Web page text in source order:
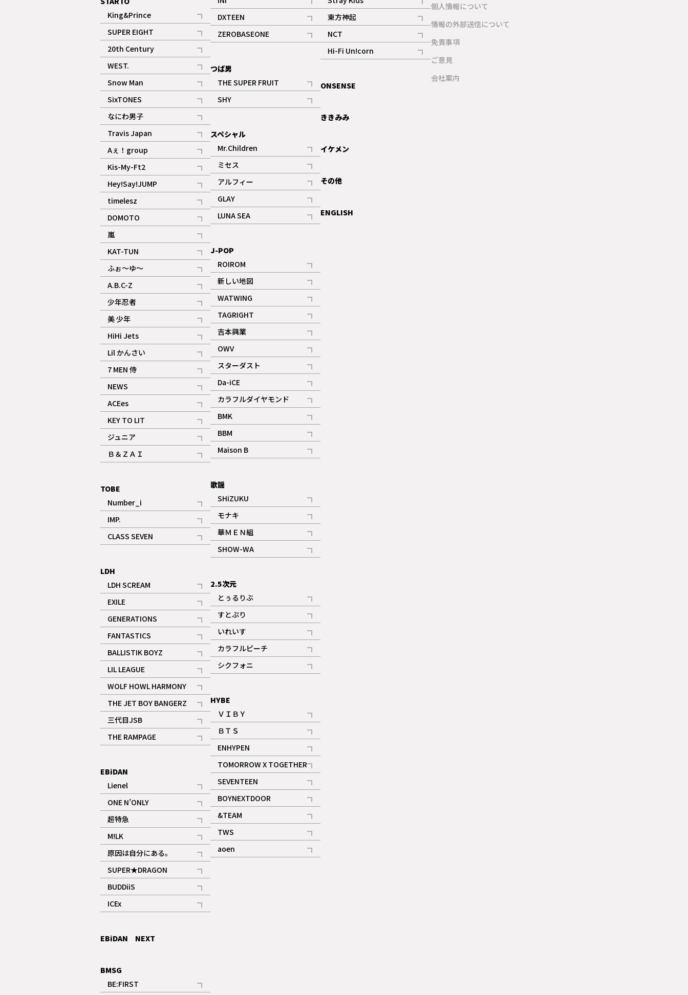
King&Prince
記事
SUPER EIGHT
記事
20th Century
記事
WEST.
記事
Snow Man
記事
ギャラリー
SixTONES
記事
ギャラリー
なにわ男子
記事
Travis Japan
記事
Aぇ！group
記事
Kis-My-Ft2
記事
ギャラリー
Hey!Say!JUMP
記事
timelesz
記事
DOMOTO
記事
嵐
記事
KAT-TUN
記事
ふぉ～ゆ～
記事
A.B.C-Z
記事
ギャラリー
少年忍者
記事
美 少年
記事
HiHi Jets
記事
Lil かんさい
記事
7 MEN 侍
記事
NEWS
記事
ACEes
記事
KEY TO LIT
記事
ジュニア
記事
Ｂ＆ＺＡＩ
記事
TOBE
Number_i
記事
IMP.
記事
CLASS SEVEN
記事
LDH
LDH SCREAM
記事
EXILE
記事
GENERATIONS
記事
FANTASTICS
記事
BALLISTIK BOYZ
記事
LIL LEAGUE
記事
WOLF HOWL HARMONY
記事
THE JET BOY BANGERZ
記事
三代目JSB
記事
THE RAMPAGE
記事
EBiDAN
Lienel
記事
ONE N’ONLY
記事
超特急
記事
ギャラリー
M!LK
記事
原因は自分にある。
記事
SUPER★DRAGON
記事
BUDDiiS
記事
ICEx
記事
EBiDAN NEXT
BMSG
BE:FIRST
ギャラリー
記事
ギャラリー
DXTEEN
記事
ギャラリー
ZEROBASEONE
記事
つば男
THE SUPER FRUIT
記事
ギャラリー
SHY
記事
スペシャル
Mr.Children
記事
ミセス
記事
アルフィー
記事
GLAY
記事
LUNA SEA
記事
J-POP
ROIROM
記事
新しい地図
記事
WATWING
記事
TAGRIGHT
記事
吉本興業
記事
OWV
記事
ギャラリー
スターダスト
記事
Da-iCE
記事
カラフルダイヤモンド
記事
BMK
記事
ギャラリー
BBM
記事
ギャラリー
Maison B
記事
歌謡
SHiZUKU
記事
モナキ
記事
華ＭＥＮ組
記事
SHOW-WA
記事
2.5次元
とぅるりぶ
記事
すとぷり
記事
ギャラリー
いれいす
記事
ギャラリー
カラフルピーチ
記事
シクフォニ
記事
HYBE
ＶＩＢＹ
記事
ＢＴＳ
記事
ENHYPEN
記事
TOMORROW X TOGETHER
記事
ギャラリー
SEVENTEEN
記事
BOYNEXTDOOR
記事
&TEAM
記事
ギャラリー
TWS
記事
aoen
記事
記事
東方神起
記事
NCT
記事
Hi-Fi Un!corn
記事
ONSENSE
ききみみ
イケメン
その他
ENGLISH
個人情報について
情報の外部送信について
免責事項
ご意見
会社案内